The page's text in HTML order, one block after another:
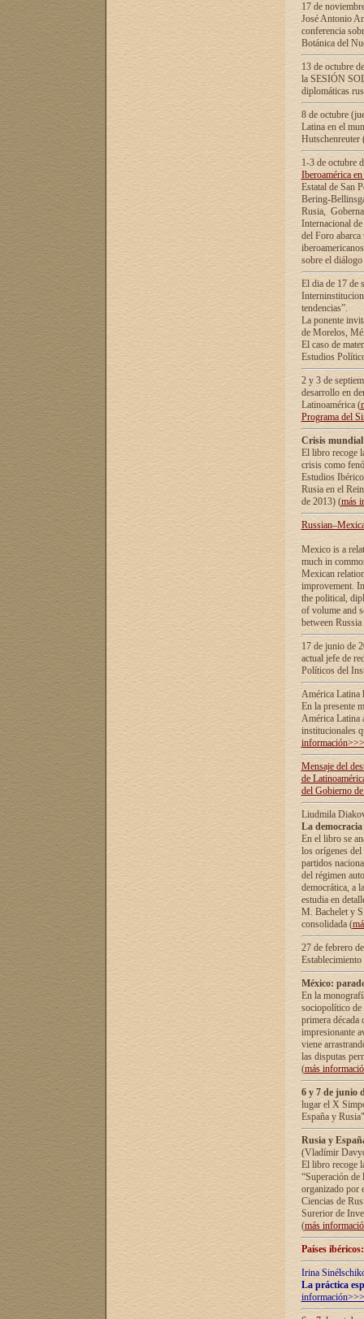
17 de
José Antonio
conferencia
Botánica del
13 de octubre
la SESIÓN
diplomáticas
8 de octubre
Latina en el
1-3 de octubre
Iberoamérica
Estatal de San
Bering-
Rusia,
Internacional
del Foro
sobre el
El dia de 17 de
tendencias”.
La ponente
de Morelos,
El caso de
Estudios
2 y 3 de
desarrollo en
Latinoamérica (
Programa del
Crisis
El libro recoge
crisis como
Estudios
Rusia en el
de 2013) (más
Mexico is a
much in
Mexican
improvement.
the political,
of volume and
between
17 de junio de
actual jefe de
Políticos del
América Latina
En la presente
América Latina
institucionales
información>>>
Mensaje del
de
del Gobierno
Liudmila
La
En el libro se
los orígenes
partidos
del régimen
democrática, а
estudia en
М. Bachelet у
consolidada (
27 de febrero
México:
En la
sociopolítico de
primera década
impresionante
viene
las disputas
(más
6 y 7 de junio
lugar el X
España y
Rusia y
(Vladímir
El libro recoge
“Superación
organizado por
Ciencias de
Surerior de
(más
Países
Irina
La práctica
información>>>